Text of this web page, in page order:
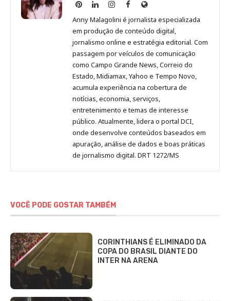
Anny
Malagolini
no
Pinterest
Anny
Malagolini
no
LinkedIn
Anny
Malagolini
no
Instagram
Anny
Malagolini
no
Facebook
Site
de
Anny
Malagolini
Anny Malagolini é jornalista especializada
em produção de conteúdo digital,
jornalismo online e estratégia editorial. Com
passagem por veículos de comunicação
como Campo Grande News, Correio do
Estado, Midiamax, Yahoo e Tempo Novo,
acumula experiência na cobertura de
notícias, economia, serviços,
entretenimento e temas de interesse
público. Atualmente, lidera o portal DCI,
onde desenvolve conteúdos baseados em
apuração, análise de dados e boas práticas
de jornalismo digital. DRT 1272/MS
VOCÊ PODE GOSTAR TAMBÉM
CORINTHIANS É ELIMINADO DA
COPA DO BRASIL DIANTE DO
INTER NA ARENA